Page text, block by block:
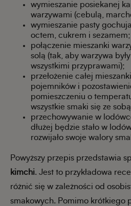
wymieszanie posiekanej
warzywami (cebulą,
wymieszanie pasty
octem, cukrem i sezamem;
połączenie mieszanki
solą (tak, aby warzywa
wszystkimi przyprawami);
przełożenie całej
pojemników i
pomieszczeniu o
wszystkie smaki się ze sobą
przechowywanie w
dłużej będzie stało w
rozwijało swoje walory
Powyższy przepis przedstawia
kimchi. Jest to przykładowa
różnić się w zależności od
smakowych. Pomimo krótkiego